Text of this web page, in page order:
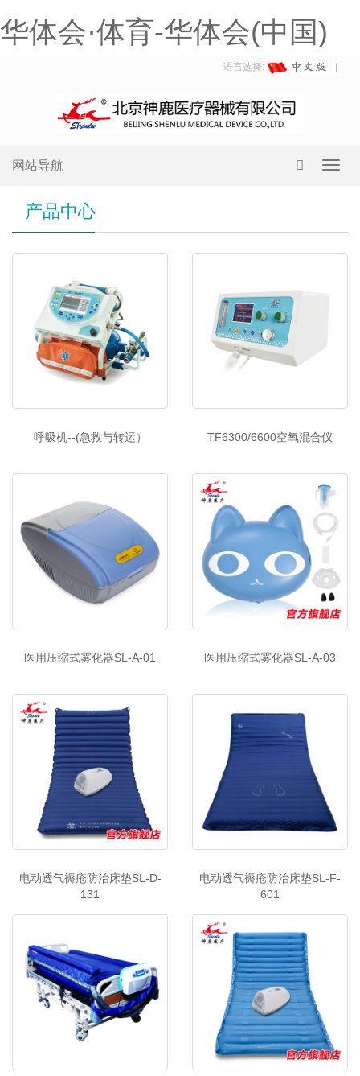
华体会·体育-华体会(中国)
语言选择:
网站导航
产品中心
呼吸机--(急救与转运） TF6300/6600空氧混合仪
医用压缩式雾化器SL-A-01 医用压缩式雾化器SL-A-03
电动透气褥疮防治床垫SL-D-
131
电动透气褥疮防治床垫SL-F-
601